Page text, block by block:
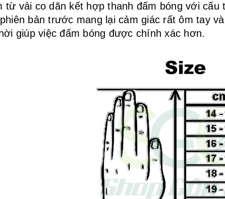
từ vải co dãn kết hợp thanh đấm bóng với cấu
bản trước mang lại cảm giác rất ôm tay
giúp việc đấm bóng được chính xác hơn.